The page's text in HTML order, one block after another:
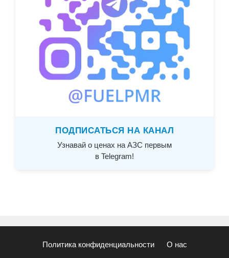
ПОДПИСАТЬСЯ НА КАНАЛ
Узнавай о ценах на АЗС первым
в Telegram!
Политика конфиденциальности О нас